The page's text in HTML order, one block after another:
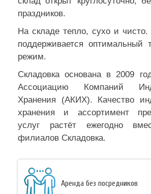
праздников.
На складе тепло, сухо и чисто.
поддерживается оптимальный
режим.
Складовка основана в 2009
Ассоциацию Компаний
Хранения (АКИХ). Качество
хранения и ассортимент
услуг растёт ежегодно
филиалов Складовка.
Аренда без посредников